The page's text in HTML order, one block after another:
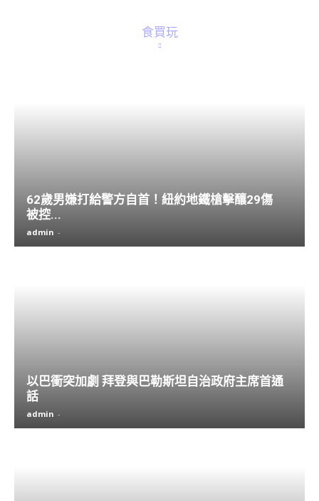
食買玩
62歲男嫌打給警方自首！紐約地鐵槍擊釀29傷
被控...
admin -
以巴衝突加劇 拜登與巴勒斯坦自治政府主席首通
話
admin -